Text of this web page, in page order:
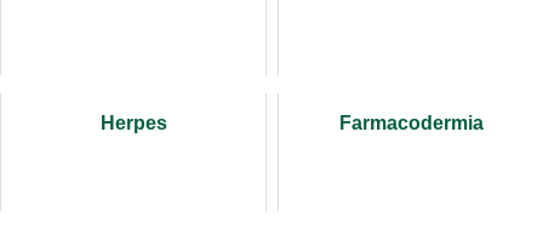
Herpes Farmacodermia